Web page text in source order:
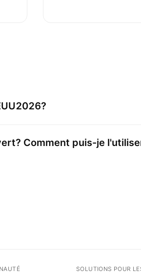
?
Comment puis-je
SOLUTIONS POUR